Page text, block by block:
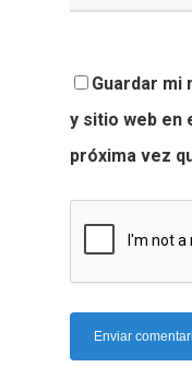
Guardar
y sitio web en
próxima vez